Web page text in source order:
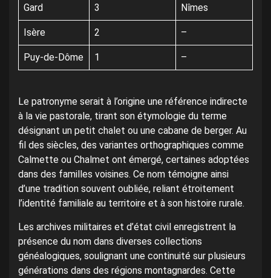
Gard 3 Nîmes
Isère 2 –
Puy-de-Dôme 1 –
Le patronyme serait à l’origine une référence indirecte
à la vie pastorale, tirant son étymologie du terme
désignant un petit chalet ou une cabane de berger. Au
fil des siècles, des variantes orthographiques comme
Calmette ou Chalmet ont émergé, certaines adoptées
dans des familles voisines. Ce nom témoigne ainsi
d’une tradition souvent oubliée, reliant étroitement
l’identité familiale au territoire et à son histoire rurale.
Les archives militaires et d’état civil enregistrent la
présence du nom dans diverses collections
généalogiques, soulignant une continuité sur plusieurs
générations dans des régions montagnardes. Cette